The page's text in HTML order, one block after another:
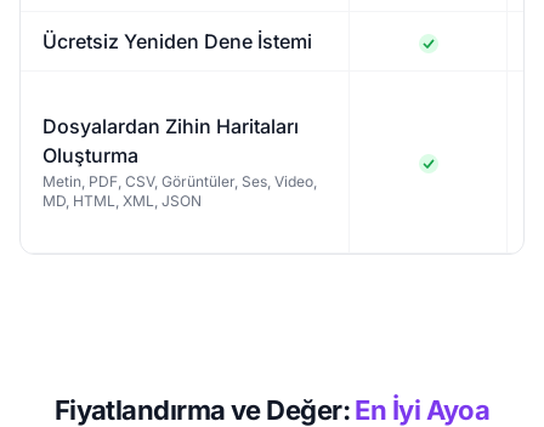
Ücretsiz Yeniden Dene İstemi
Dosyalardan Zihin Haritaları
Oluşturma
Metin, PDF, CSV, Görüntüler, Ses, Video,
MD, HTML, XML, JSON
Fiyatlandırma ve Değer:En İyi Ayoa